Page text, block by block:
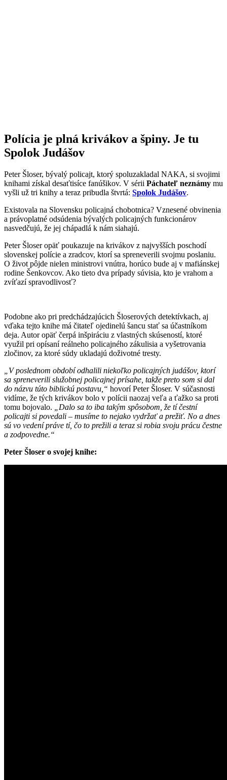
Polícia je plná krivákov a špiny. Je tu
Spolok Judášov
Peter Šloser, bývalý policajt, ktorý spoluzakladal NAKA, si svojimi
knihami získal desaťtisíce fanúšikov. V sérii Páchateľ neznámy mu
vyšli už tri knihy a teraz pribudla štvrtá: Spolok Judášov.
Existovala na Slovensku policajná chobotnica? Vznesené obvinenia
a právoplatné odsúdenia bývalých policajných funkcionárov
nasvedčujú, že jej chápadlá k nám siahajú.
Peter Šloser opäť poukazuje na krivákov z najvyšších poschodí
slovenskej polície a zradcov, ktorí sa spreneverili svojmu poslaniu.
O život pôjde nielen ministrovi vnútra, horúco bude aj v mafiánskej
rodine Šenkovcov. Ako tieto dva prípady súvisia, kto je vrahom a
zvíťazí spravodlivosť?
Podobne ako pri predchádzajúcich Šloserových detektívkach, aj
vďaka tejto knihe má čitateľ ojedinelú šancu stať sa účastníkom
deja. Autor opäť čerpá inšpiráciu z vlastných skúseností, ktoré
využil pri opísaní reálneho policajného zákulisia a vyšetrovania
zločinov, za ktoré súdy ukladajú doživotné tresty.
„V poslednom období odhalili niekoľko policajných judášov, ktorí
sa spreneverili služobnej policajnej prísahe, takže preto som si dal
do názvu túto biblickú postavu,“ hovorí Peter Šloser. V súčasnosti
vidíme, že tých krivákov bolo v polícii naozaj veľa a ťažko sa proti
tomu bojovalo.
„Dalo sa to iba takým spôsobom, že tí čestní
policajti si povedali – musíme to nejako vydržať a prežiť. No a dnes
sú vo vedení práve tí, čo to prežili a teraz si robia svoju prácu čestne
a zodpovedne.“
Peter Šloser o svojej knihe: